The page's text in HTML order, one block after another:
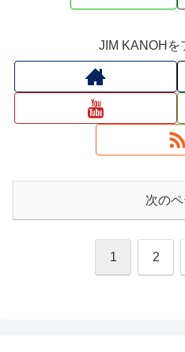
JIM KANOHを
次の
1 2